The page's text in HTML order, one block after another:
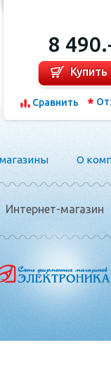
8
Купить
Сравнить
О
Интернет-магазин